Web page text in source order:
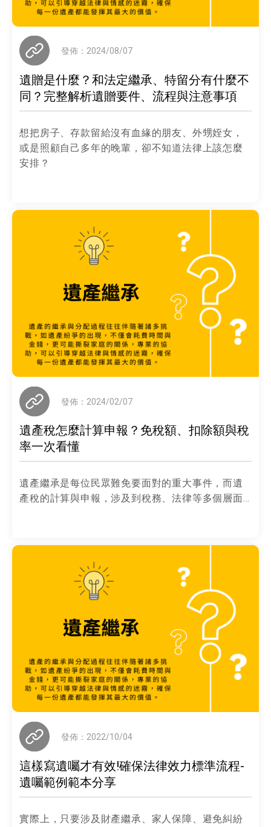
遺贈是什麼？和法定繼承、特留分有什麼不
同？完整解析遺贈要件、流程與注意事項
發佈：2024/08/07
想把房子、存款留給沒有血緣的朋友、外甥姪女，
或是照顧自己多年的晚輩，卻不知道法律上該怎麼
安排？
遺產稅怎麼計算申報？免稅額、扣除額與稅
率一次看懂
發佈：2024/02/07
遺產繼承是每位民眾難免要面對的重大事件，而遺
產稅的計算與申報，涉及到稅務、法律等多個層面...
這樣寫遺囑才有效!確保法律效力標準流程-
遺囑範例範本分享
發佈：2022/10/04
實際上，只要涉及財產繼承、家人保障、避免糾紛